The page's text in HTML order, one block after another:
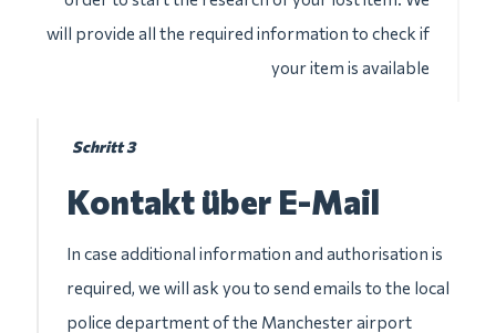
will provide all the required information to check if
your item is available
Schritt 3
Kontakt über E-Mail
In case additional information and authorisation is
required, we will ask you to send emails to the local
police department of the Manchester airport